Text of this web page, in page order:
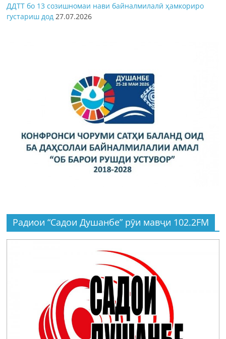
ДДТТ бо 13 созишномаи нави байналмилалӣ ҳамкориро
густариш дод 27.07.2026
Радиои “Садои Душанбе” рӯи мавҷи 102.2FM